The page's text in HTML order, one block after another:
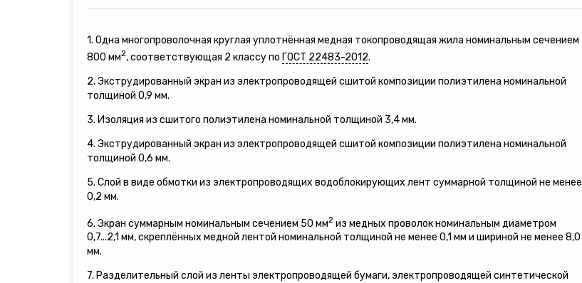
1. Одна многопроволочная круглая уплотнённая медная токопроводящая жила номинальным сечением
800 мм2, соответствующая 2 классу по ГОСТ 22483-2012.
2. Экструдированный экран из электропроводящей сшитой композиции полиэтилена номинальной
толщиной 0,9 мм.
3. Изоляция из сшитого полиэтилена номинальной толщиной 3,4 мм.
4. Экструдированный экран из электропроводящей сшитой композиции полиэтилена номинальной
толщиной 0,6 мм.
5. Слой в виде обмотки из электропроводящих водоблокирующих лент суммарной толщиной не менее
0,2 мм.
6. Экран суммарным номинальным сечением 50 мм2 из медных проволок номинальным диаметром
0,7...2,1 мм, скреплённых медной лентой номинальной толщиной не менее 0,1 мм и шириной не менее 8,0
мм.
7. Разделительный слой из ленты электропроводящей бумаги, электропроводящей синтетической